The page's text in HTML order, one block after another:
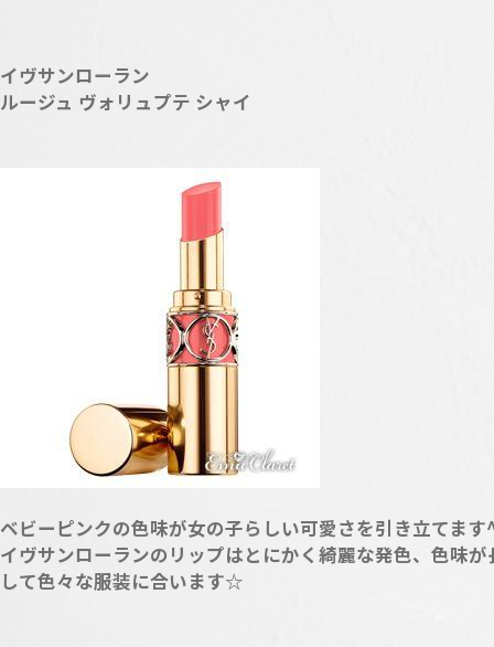
イヴサンローラン
ルージュ ヴォリュプテ シャイ
ベビーピンクの色味が女の子らしい可愛さを引き立てま
イヴサンローランのリップはとにかく綺麗な発色、色味が
して色々な服装に合います☆